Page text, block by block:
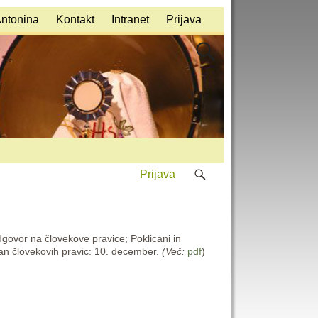
Kontakt Intranet Prijava
Prijava
na človekove pravice; Poklicani in
človekovih pravic: 10. december.(Več: pdf)